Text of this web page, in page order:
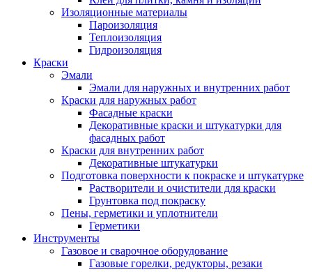
Изоляционные материалы
Пароизоляция
Теплоизоляция
Гидроизоляция
Краски
Эмали
Эмали для наружных и внутренних работ
Краски для наружных работ
Фасадные краски
Декоративные краски и штукатурки для
фасадных работ
Краски для внутренних работ
Декоративные штукатурки
Подготовка поверхности к покраске и штукатурке
Растворители и очистители для краски
Грунтовка под покраску
Пены, герметики и уплотнители
Герметики
Инструменты
Газовое и сварочное оборудование
Газовые горелки, редукторы, резаки